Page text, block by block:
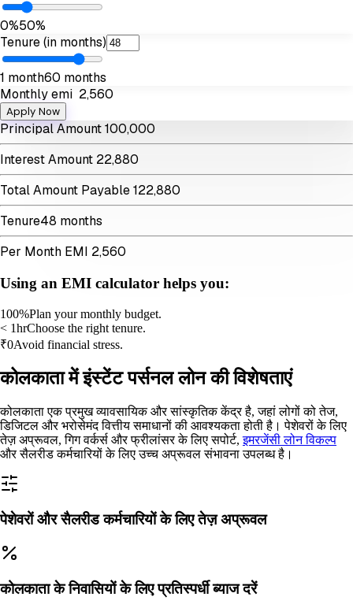
0%50%
Tenure(in months)
1 month60 months
Monthly emi 2,560
Apply Now
Principal Amount100,000
Interest Amount 22,880
Total Amount Payable122,880
Tenure48 months
Per Month EMI 2,560
Using an EMI calculator helps you:
100%Plan your monthly budget.
< 1hrChoose the right tenure.
₹0Avoid financial stress.
कोलकाता में इंस्टेंट पर्सनल लोन की विशेषताएं
कोलकाता एक प्रमुख व्यावसायिक और सांस्कृतिक केंद्र है, जहां लोगों को तेज,
डिजिटल और भरोसेमंद वित्तीय समाधानों की आवश्यकता होती है। पेशेवरों के लिए
तेज़ अप्रूवल, गिग वर्कर्स और फ्रीलांसर के लिए सपोर्ट, इमरजेंसी लोन विकल्प
और सैलरीड कर्मचारियों के लिए उच्च अप्रूवल संभावना उपलब्ध है।
पेशेवरों और सैलरीड कर्मचारियों के लिए तेज़ अप्रूवल
कोलकाता के निवासियों के लिए प्रतिस्पर्धी ब्याज दरें